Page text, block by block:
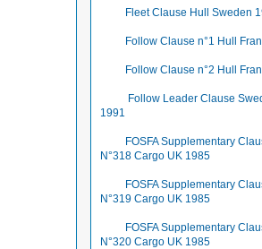
Fleet Clause Hull Sweden
Follow Clause n°1 Hull
Follow Clause n°2 Hull
Follow Leader Clause
1991
FOSFA Supplementary
N°318 Cargo UK 1985
FOSFA Supplementary
N°319 Cargo UK 1985
FOSFA Supplementary
N°320 Cargo UK 1985